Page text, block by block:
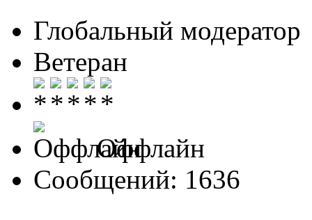
Глобальный модератор
Ветеран
Оффлайн
Сообщений: 1636